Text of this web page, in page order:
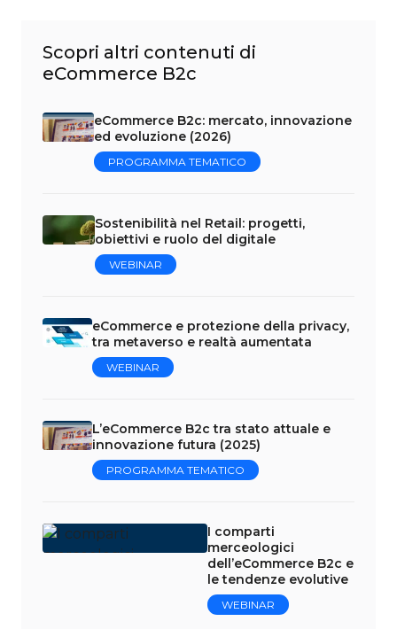
Scopri altri contenuti di
eCommerce B2c
eCommerce B2c: mercato, innovazione
ed evoluzione (2026)
PROGRAMMA TEMATICO
Sostenibilità nel Retail: progetti,
obiettivi e ruolo del digitale
WEBINAR
eCommerce e protezione della privacy,
tra metaverso e realtà aumentata
WEBINAR
L’eCommerce B2c tra stato attuale e
innovazione futura (2025)
PROGRAMMA TEMATICO
I comparti
merceologici
dell’eCommerce B2c e
le tendenze evolutive
WEBINAR